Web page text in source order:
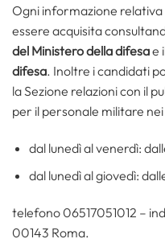
Ogni informazione
essere acquisita
del Ministero della difesae
difesa. Inoltre i candidati
la Sezione relazioni con il
per il personale militare
dal lunedì al venerdì:
dal lunedì al giovedì:
telefono 06517051012 –
00143 Roma.